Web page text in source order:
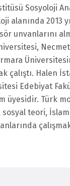
Sosyoloji
alanında 2013
unvanlarını
çalıştı. Halen
Edebiyat
üyesidir. Türk
teori,